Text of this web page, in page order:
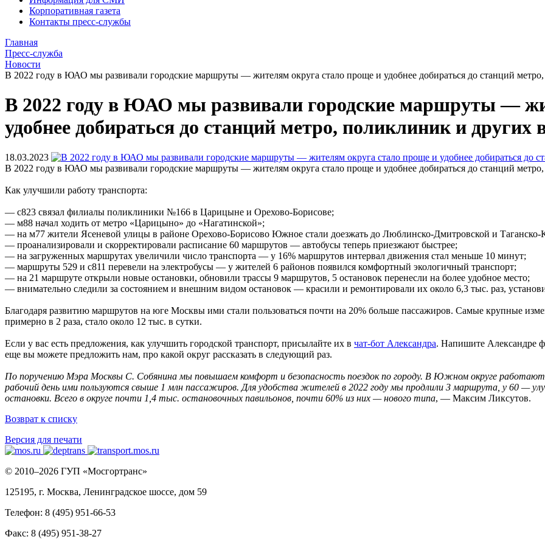
Корпоративная газета
Контакты пресс-службы
Главная
Пресс-служба
Новости
В 2022 году в ЮАО мы развивали городские маршруты — жителям округа стало проще и удобнее добираться до станций
В 2022 году в ЮАО мы развивали городские маршруты —
удобнее добираться до станций метро, поликлиник и других
18.03.2023
В 2022 году в ЮАО мы развивали городские маршруты — жителям округа стало проще и удобнее добираться до станций
Как улучшили работу транспорта:
— с823 связал филиалы поликлиники №166 в Царицыне и Орехово-Борисове;
— м88 начал ходить от метро «Царицыно» до «Нагатинской»;
— на м77 жители Ясеневой улицы в районе Орехово-Борисово Южное стали доезжать до Люблинско-Дмитровской и
— проанализировали и скорректировали расписание 60 маршрутов — автобусы теперь приезжают быстрее;
— на загруженных маршрутах увеличили число транспорта — у 16% маршрутов интервал движения стал меньше 10 минут;
— маршруты 529 и с811 перевели на электробусы — у жителей 6 районов появился комфортный экологичный транспорт;
— на 21 маршруте открыли новые остановки, обновили трассы 9 маршрутов, 5 остановок перенесли на более удобное место;
— внимательно следили за состоянием и внешним видом остановок — красили и ремонтировали их около 6,3 тыс. раз,
Благодаря развитию маршрутов на юге Москвы ими стали пользоваться почти на 20% больше пассажиров. Самые крупные
примерно в 2 раза, стало около 12 тыс. в сутки.
Если у вас есть предложения, как улучшить городской транспорт, присылайте их в чат-бот Александра. Напишите Александре
еще вы можете предложить нам, про какой округ рассказать в следующий раз.
По поручению Мэра Москвы С. Собянина мы повышаем комфорт и безопасность поездок по городу. В Южном округе работают
рабочий день ими пользуются свыше 1 млн пассажиров. Для удобства жителей в 2022 году мы продлили 3 маршрута, у 60 —
остановки. Всего в округе почти 1,4 тыс. остановочных павильонов, почти 60% из них — нового типа, — Максим Ликсутов.
Возврат к списку
Версия для печати
© 2010–2026 ГУП «Мосгортранс»
125195, г. Москва, Ленинградское шоссе, дом 59
Телефон: 8 (495) 951-66-53
Факс: 8 (495) 951-38-27